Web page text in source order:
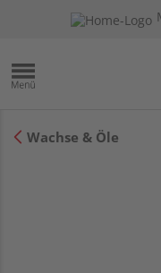
Wachse & Öle